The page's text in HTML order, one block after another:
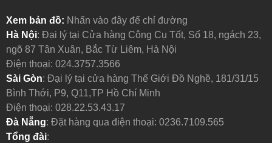
Xem bản đồ: Nhấn vào đây để chỉ đường
Hà Nội: Đại lý tại Cửa hàng Công Cụ Tốt, Số 18, ngách 23,
ngõ 87 Tân Xuân, Bắc Từ Liêm, Hà Nội
Điện thoại: 024.3757.3566
Sài Gòn: Đại lý tại cửa hàng Thế Giới Đồ Nghề, 181/31/15
Bình Thới, P9, Q11,TP Hồ Chí Minh
Điện thoại: 028.22.53.43.17
Đà Nẵng: Đặt hàng qua điện thoại: 0236.7109.565
Tổng đài: